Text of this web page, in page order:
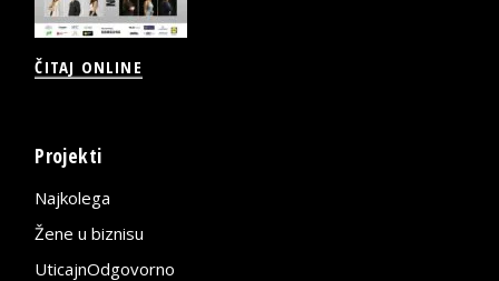
ČITAJ ONLINE
Projekti
Najkolega
Žene u biznisu
UticajnOdgovorno